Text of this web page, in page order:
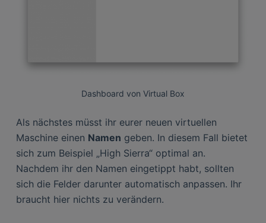
Dashboard von Virtual Box
Als nächstes müsst ihr eurer neuen virtuellen
Maschine einen Namen geben. In diesem Fall bietet
sich zum Beispiel „High Sierra“ optimal an.
Nachdem ihr den Namen eingetippt habt, sollten
sich die Felder darunter automatisch anpassen. Ihr
braucht hier nichts zu verändern.